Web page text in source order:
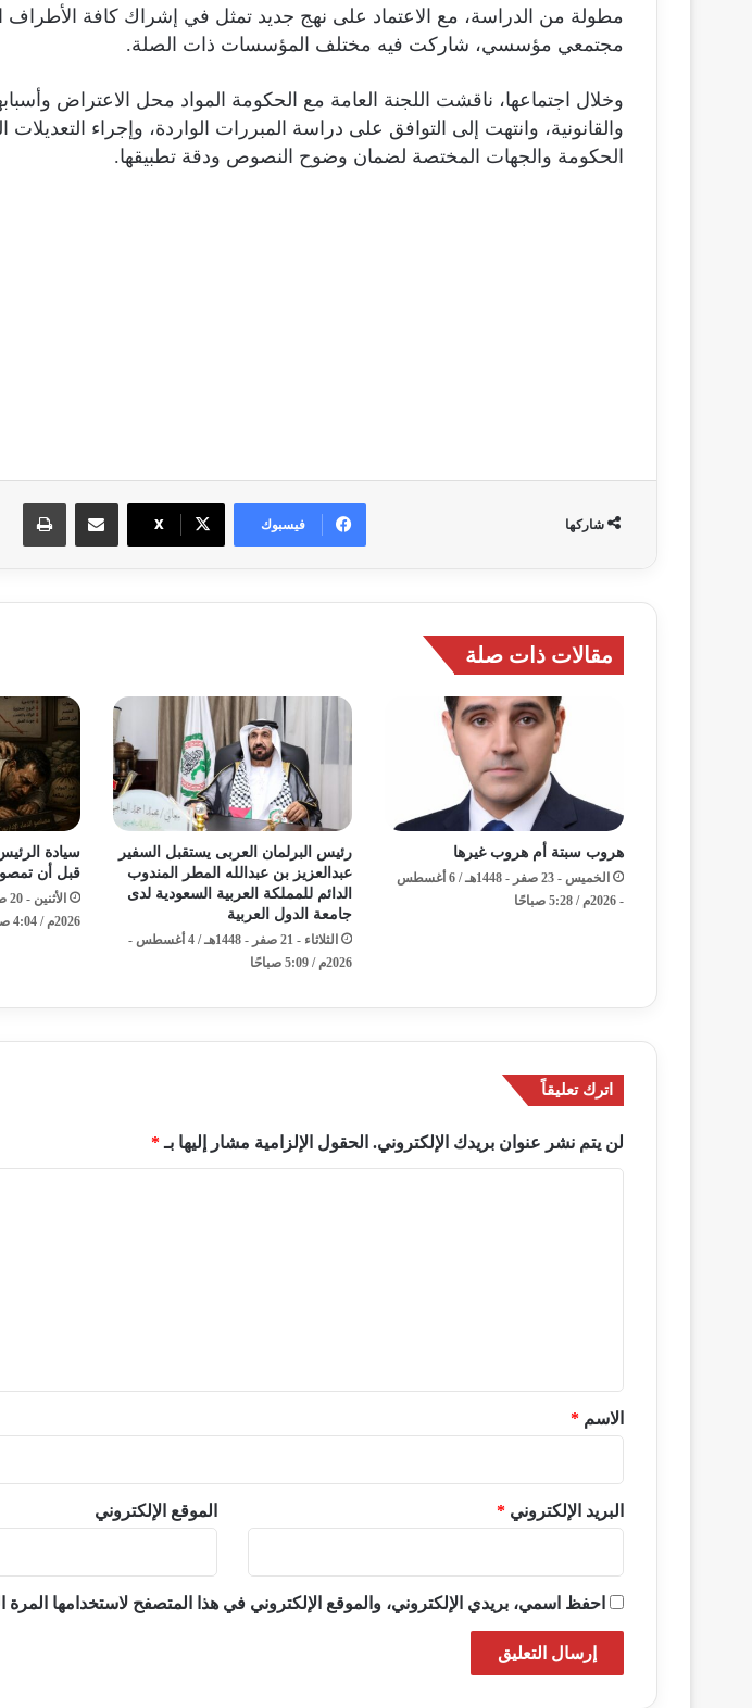
مطولة من الدراسة، مع الاعتماد على نهج جديد تمثل في إشراك كافة الأطراف
مجتمعي مؤسسي، شاركت فيه مختلف المؤسسات ذات الصلة.
وخلال اجتماعها، ناقشت اللجنة العامة مع الحكومة المواد محل الاعتراض
والقانونية، وانتهت إلى التوافق على دراسة المبررات الواردة، وإجراء التعديلات
الحكومة والجهات المختصة لضمان وضوح النصوص ودقة تطبيقها.
شاركها فيسبوك X
مشاركة عبر البريد
مقالات ذات صلة
هروب سبتة أم هروب غيرها
الخميس - 23 صفر - 1448هـ / 6 أغسطس
- 2026م / 5:28 صباحًا
رئيس البرلمان العربى يستقبل السفير
عبدالعزيز بن عبدالله المطر المندوب
الدائم للمملكة العربية السعودية لدى
جامعة الدول العربية
الثلاثاء - 21 صفر - 1448هـ / 4 أغسطس -
2026م / 5:09 صباحًا
سيادة
قبل أن
2026م / 4:04 صباحًا
اترك تعليقاً
لن يتم نشر عنوان بريدك الإلكتروني. الحقول الإلزامية مشار إليها بـ*
*الاسم *
البريد الإلكتروني * الموقع الإلكتروني
احفظ اسمي، بريدي الإلكتروني، والموقع الإلكتروني في هذا المتصفح لاستخدامها المرة